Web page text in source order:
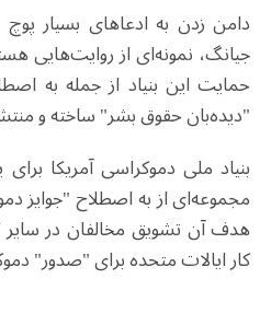
دامن زدن به ادعاهای بسیار
جیانگ، نمونه‌ای از روایت‌هایی
حمایت این بنیاد از جمله به
"دیده‌بان حقوق بشر" ساخته و
بنیاد ملی دموکراسی آمریکا برای
مجموعه‌ای از به اصطلاح "جوایز
هدف آن تشویق مخالفان در
کار ایالات متحده برای "صدور"